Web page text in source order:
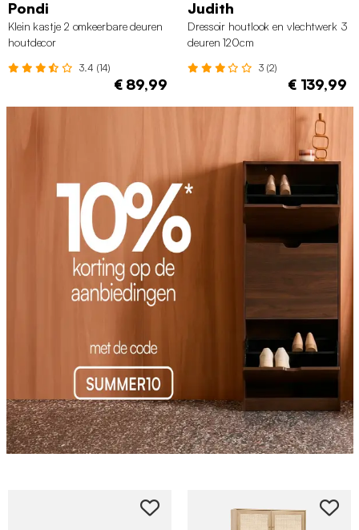
Pondi
Klein kastje 2 omkeerbare deuren
houtdecor
3.4 (14)
€ 89,99
Judith
Dressoir houtlook en vlechtwerk 3
deuren 120cm
3 (2)
€ 139,99